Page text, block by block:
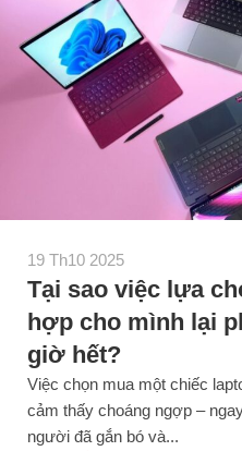
19 Th10 2025
Tại sao việc lựa
hợp cho mình lại
giờ hết?
Việc chọn mua một chiếc
cảm thấy choáng ngợp –
người đã gắn bó và...